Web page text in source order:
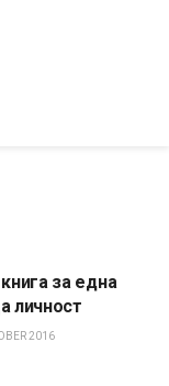
за една
личност
2016